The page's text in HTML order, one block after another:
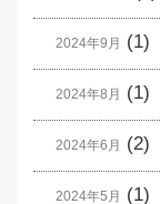
2024年9月 (1)
2024年8月 (1)
2024年6月 (2)
2024年5月 (1)